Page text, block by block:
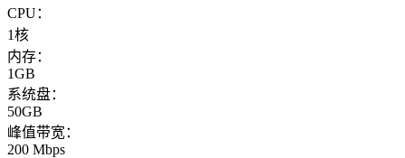
CPU：
1核
内存：
1GB
系统盘：
50GB
峰值带宽：
200 Mbps